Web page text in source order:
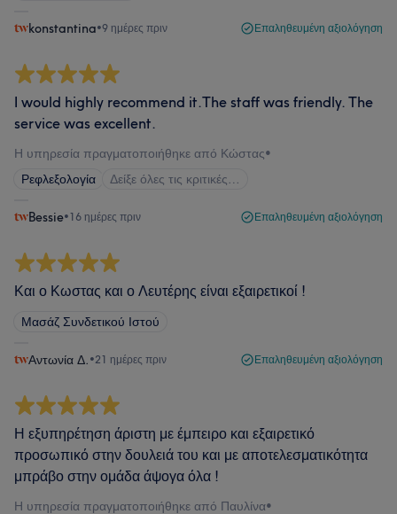
konstantina•9 ημέρες πριν Επαληθευμένη αξιολόγηση
I would highly recommend it.The staff was friendly. The
service was excellent.
Η υπηρεσία πραγματοποιήθηκε από Κώστας•
Ρεφλεξολογία
Δείξε όλες τις κριτικές…
Bessie•16 ημέρες πριν Επαληθευμένη αξιολόγηση
Και ο Κωστας και ο Λευτέρης είναι εξαιρετικοί !
Μασάζ Συνδετικού Ιστού
Αντωνία Δ. •21 ημέρες πριν Επαληθευμένη αξιολόγηση
Η εξυπηρέτηση άριστη με έμπειρο και εξαιρετικό
προσωπικό στην δουλειά του και με αποτελεσματικότητα
μπράβο στην ομάδα άψογα όλα !
Η υπηρεσία πραγματοποιήθηκε από Παυλίνα•